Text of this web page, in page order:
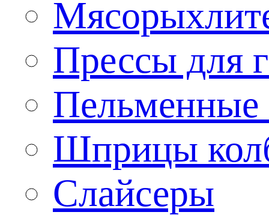
Прессы для
Пельменные
Шприцы
Слайсеры